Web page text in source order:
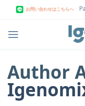
お問い合わせはこちらへ
Author